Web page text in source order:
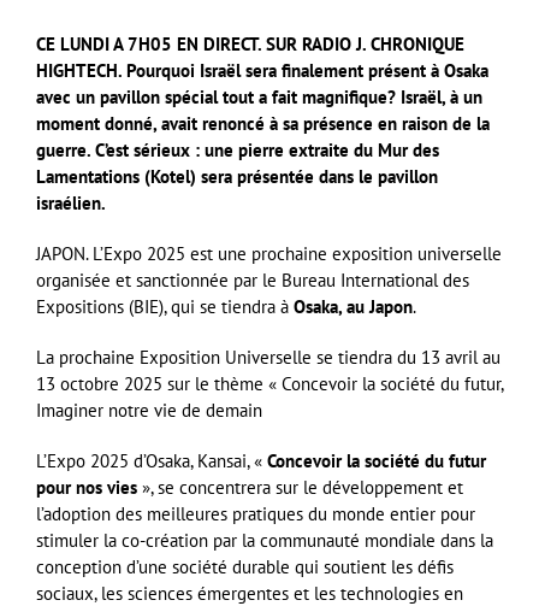
CE LUNDI A 7H05 EN DIRECT. SUR RADIO J. CHRONIQUE
HIGHTECH. Pourquoi Israël sera finalement présent à Osaka
avec un pavillon spécial tout a fait magnifique? Israël, à un
moment donné, avait renoncé à sa présence en raison de la
guerre. C’est sérieux : une pierre extraite du Mur des
Lamentations (Kotel) sera présentée dans le pavillon
israélien.
JAPON. L’Expo 2025 est une prochaine exposition universelle
organisée et sanctionnée par le Bureau International des
Expositions (BIE), qui se tiendra à Osaka, au Japon.
La prochaine Exposition Universelle se tiendra du 13 avril au
13 octobre 2025 sur le thème « Concevoir la société du futur,
Imaginer notre vie de demain
L’Expo 2025 d’Osaka, Kansai, « Concevoir la société du futur
pour nos vies », se concentrera sur le développement et
l’adoption des meilleures pratiques du monde entier pour
stimuler la co-création par la communauté mondiale dans la
conception d’une société durable qui soutient les défis
sociaux, les sciences émergentes et les technologies en